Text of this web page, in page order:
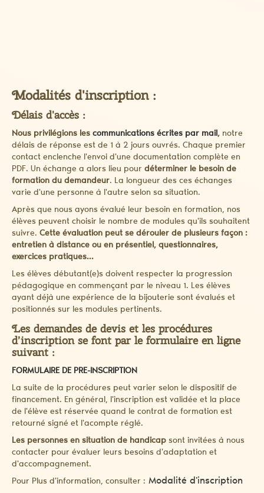
Modalités d'inscription :
Délais d'accès :
Nous privilégions les communications écrites par mail, notre
délais de réponse est de 1 à 2 jours ouvrés. Chaque premier
contact enclenche l'envoi d'une documentation complète en
PDF. Un échange a alors lieu pour déterminer le besoin de
formation du demandeur. La longueur des ces échanges
varie d'une personne à l'autre selon sa situation.
Après que nous ayons évalué leur besoin en formation, nos
élèves peuvent choisir le nombre de modules qu'ils souhaitent
suivre. Cette évaluation peut se dérouler de plusieurs façon :
entretien à distance ou en présentiel, questionnaires,
exercices pratiques...
Les élèves débutant(e)s doivent respecter la progression
pédagogique en commençant par le niveau 1. Les élèves
ayant déjà une expérience de la bijouterie sont évalués et
positionnés sur les modules pertinents.
Les demandes de devis et les procédures
d’inscription se font par le formulaire en ligne
suivant :
FORMULAIRE DE PRE-INSCRIPTION
La suite de la procédures peut varier selon le dispositif de
financement. En général, l'inscription est validée et la place
de l'élève est réservée quand le contrat de formation est
retourné signé et l'acompte réglé.
Les personnes en situation de handicap sont invitées à nous
contacter pour évaluer leurs besoins d'adaptation et
d'accompagnement.
Pour Plus d'information, consulter : Modalité d'inscription